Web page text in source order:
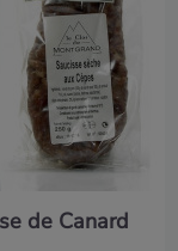
de Canard